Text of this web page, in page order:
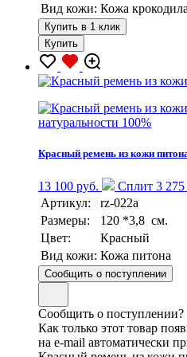
Вид кожи: Кожа крокодила
Купить в 1 клик
Купить
натуральности 100%
Красный ремень из кожи
13 100 руб.
Сплит 3 275
Артикул:
rz-022a
Размеры:
120 *3,8 см.
Цвет:
Красный
Вид кожи: Кожа питона
Сообщить о поступлении
Сообщить о поступлении?
Как только этот товар
на e-mail автоматически